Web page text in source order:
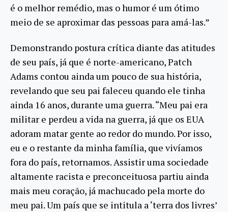
é o melhor remédio, mas o humor é um ótimo
meio de se aproximar das pessoas para amá-las.”
Demonstrando postura crítica diante das atitudes
de seu país, já que é norte-americano, Patch
Adams contou ainda um pouco de sua história,
revelando que seu pai faleceu quando ele tinha
ainda 16 anos, durante uma guerra. “Meu pai era
militar e perdeu a vida na guerra, já que os EUA
adoram matar gente ao redor do mundo. Por isso,
eu e o restante da minha família, que vivíamos
fora do país, retornamos. Assistir uma sociedade
altamente racista e preconceituosa partiu ainda
mais meu coração, já machucado pela morte do
meu pai. Um país que se intitula a ‘terra dos livres’